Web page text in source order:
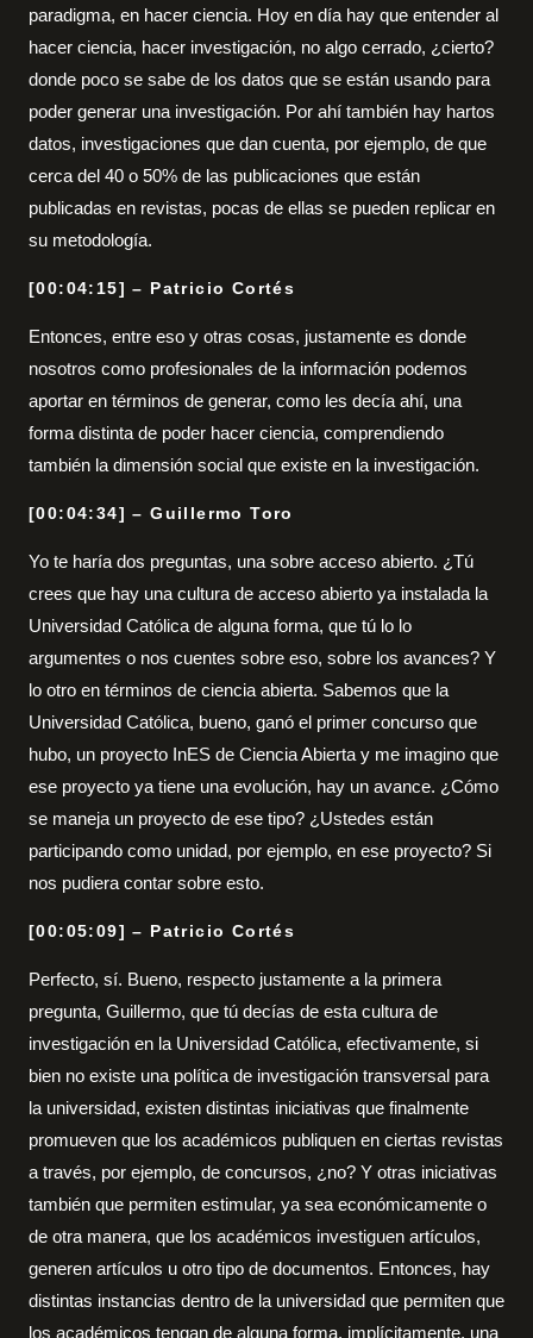
paradigma, en hacer ciencia. Hoy en día hay que entender al
hacer ciencia, hacer investigación, no algo cerrado, ¿cierto?
donde poco se sabe de los datos que se están usando para
poder generar una investigación. Por ahí también hay hartos
datos, investigaciones que dan cuenta, por ejemplo, de que
cerca del 40 o 50% de las publicaciones que están
publicadas en revistas, pocas de ellas se pueden replicar en
su metodología.
[00:04:15] – Patricio Cortés
Entonces, entre eso y otras cosas, justamente es donde
nosotros como profesionales de la información podemos
aportar en términos de generar, como les decía ahí, una
forma distinta de poder hacer ciencia, comprendiendo
también la dimensión social que existe en la investigación.
[00:04:34] – Guillermo Toro
Yo te haría dos preguntas, una sobre acceso abierto. ¿Tú
crees que hay una cultura de acceso abierto ya instalada la
Universidad Católica de alguna forma, que tú lo lo
argumentes o nos cuentes sobre eso, sobre los avances? Y
lo otro en términos de ciencia abierta. Sabemos que la
Universidad Católica, bueno, ganó el primer concurso que
hubo, un proyecto InES de Ciencia Abierta y me imagino que
ese proyecto ya tiene una evolución, hay un avance. ¿Cómo
se maneja un proyecto de ese tipo? ¿Ustedes están
participando como unidad, por ejemplo, en ese proyecto? Si
nos pudiera contar sobre esto.
[00:05:09] – Patricio Cortés
Perfecto, sí. Bueno, respecto justamente a la primera
pregunta, Guillermo, que tú decías de esta cultura de
investigación en la Universidad Católica, efectivamente, si
bien no existe una política de investigación transversal para
la universidad, existen distintas iniciativas que finalmente
promueven que los académicos publiquen en ciertas revistas
a través, por ejemplo, de concursos, ¿no? Y otras iniciativas
también que permiten estimular, ya sea económicamente o
de otra manera, que los académicos investiguen artículos,
generen artículos u otro tipo de documentos. Entonces, hay
distintas instancias dentro de la universidad que permiten que
los académicos tengan de alguna forma, implícitamente, una